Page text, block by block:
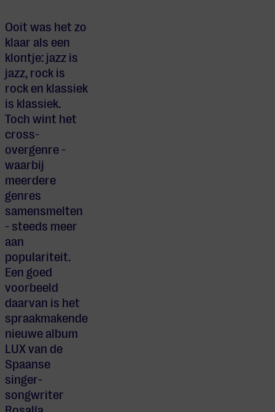
Ooit was het zo
klaar als een
klontje: jazz is
jazz, rock is
rock en klassiek
is klassiek.
Toch wint het
cross-
overgenre -
waarbij
meerdere
genres
samensmelten
- steeds meer
aan
populariteit.
Een goed
voorbeeld
daarvan is het
spraakmakende
nieuwe album
LUX van de
Spaanse
singer-
songwriter